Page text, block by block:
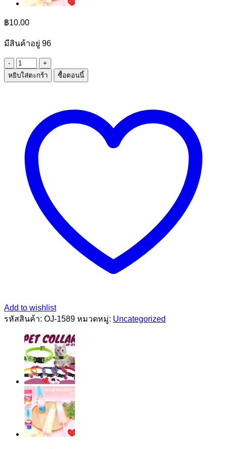
฿10.00
มีสินค้าอยู่ 96
จำนวน
ตะเกียบ
หยิบใส่ตะกร้า ซื้อตอนนี้
Add to wishlist
รหัสสินค้า: OJ-1589 หมวดหมู่: Uncategorized